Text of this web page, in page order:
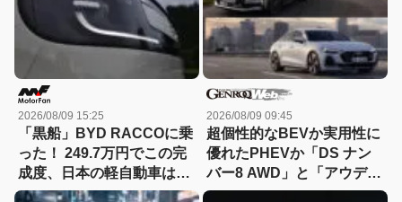
2026/08/09 15:25
「黒船」BYD RACCOに乗
った！ 249.7万円でこの完
成度、日本の軽自動車は大
丈夫か？
2026/08/09 09:45
超個性的なBEVか実用性に
優れたPHEVか「DS ナン
バー8 AWD」と「アウディ
A5 eハイブリッド」を比較